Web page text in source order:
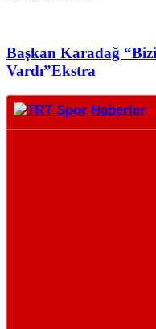
Başkan Karadağ
Vardı”Ekstra